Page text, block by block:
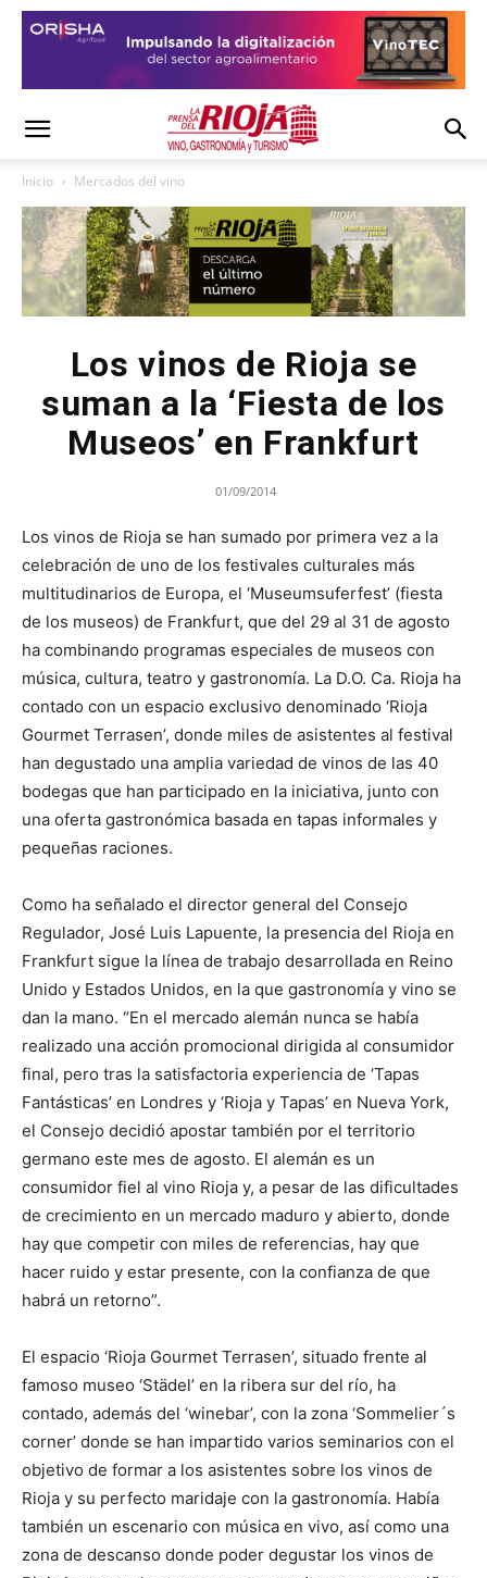
Inicio Mercados del vino
Los vinos de Rioja se
suman a la ‘Fiesta de los
Museos’ en Frankfurt
01/09/2014
Los vinos de Rioja se han sumado por primera vez a la
celebración de uno de los festivales culturales más
multitudinarios de Europa, el ‘Museumsuferfest’ (fiesta
de los museos) de Frankfurt, que del 29 al 31 de agosto
ha combinando programas especiales de museos con
música, cultura, teatro y gastronomía. La D.O. Ca. Rioja ha
contado con un espacio exclusivo denominado ‘Rioja
Gourmet Terrasen’, donde miles de asistentes al festival
han degustado una amplia variedad de vinos de las 40
bodegas que han participado en la iniciativa, junto con
una oferta gastronómica basada en tapas informales y
pequeñas raciones.
Como ha señalado el director general del Consejo
Regulador, José Luis Lapuente, la presencia del Rioja en
Frankfurt sigue la línea de trabajo desarrollada en Reino
Unido y Estados Unidos, en la que gastronomía y vino se
dan la mano. “En el mercado alemán nunca se había
realizado una acción promocional dirigida al consumidor
final, pero tras la satisfactoria experiencia de ‘Tapas
Fantásticas’ en Londres y ‘Rioja y Tapas’ en Nueva York,
el Consejo decidió apostar también por el territorio
germano este mes de agosto. El alemán es un
consumidor fiel al vino Rioja y, a pesar de las dificultades
de crecimiento en un mercado maduro y abierto, donde
hay que competir con miles de referencias, hay que
hacer ruido y estar presente, con la confianza de que
habrá un retorno”.
El espacio ‘Rioja Gourmet Terrasen’, situado frente al
famoso museo ‘Städel’ en la ribera sur del río, ha
contado, además del ‘winebar’, con la zona ‘Sommelier´s
corner’ donde se han impartido varios seminarios con el
objetivo de formar a los asistentes sobre los vinos de
Rioja y su perfecto maridaje con la gastronomía. Había
también un escenario con música en vivo, así como una
zona de descanso donde poder degustar los vinos de